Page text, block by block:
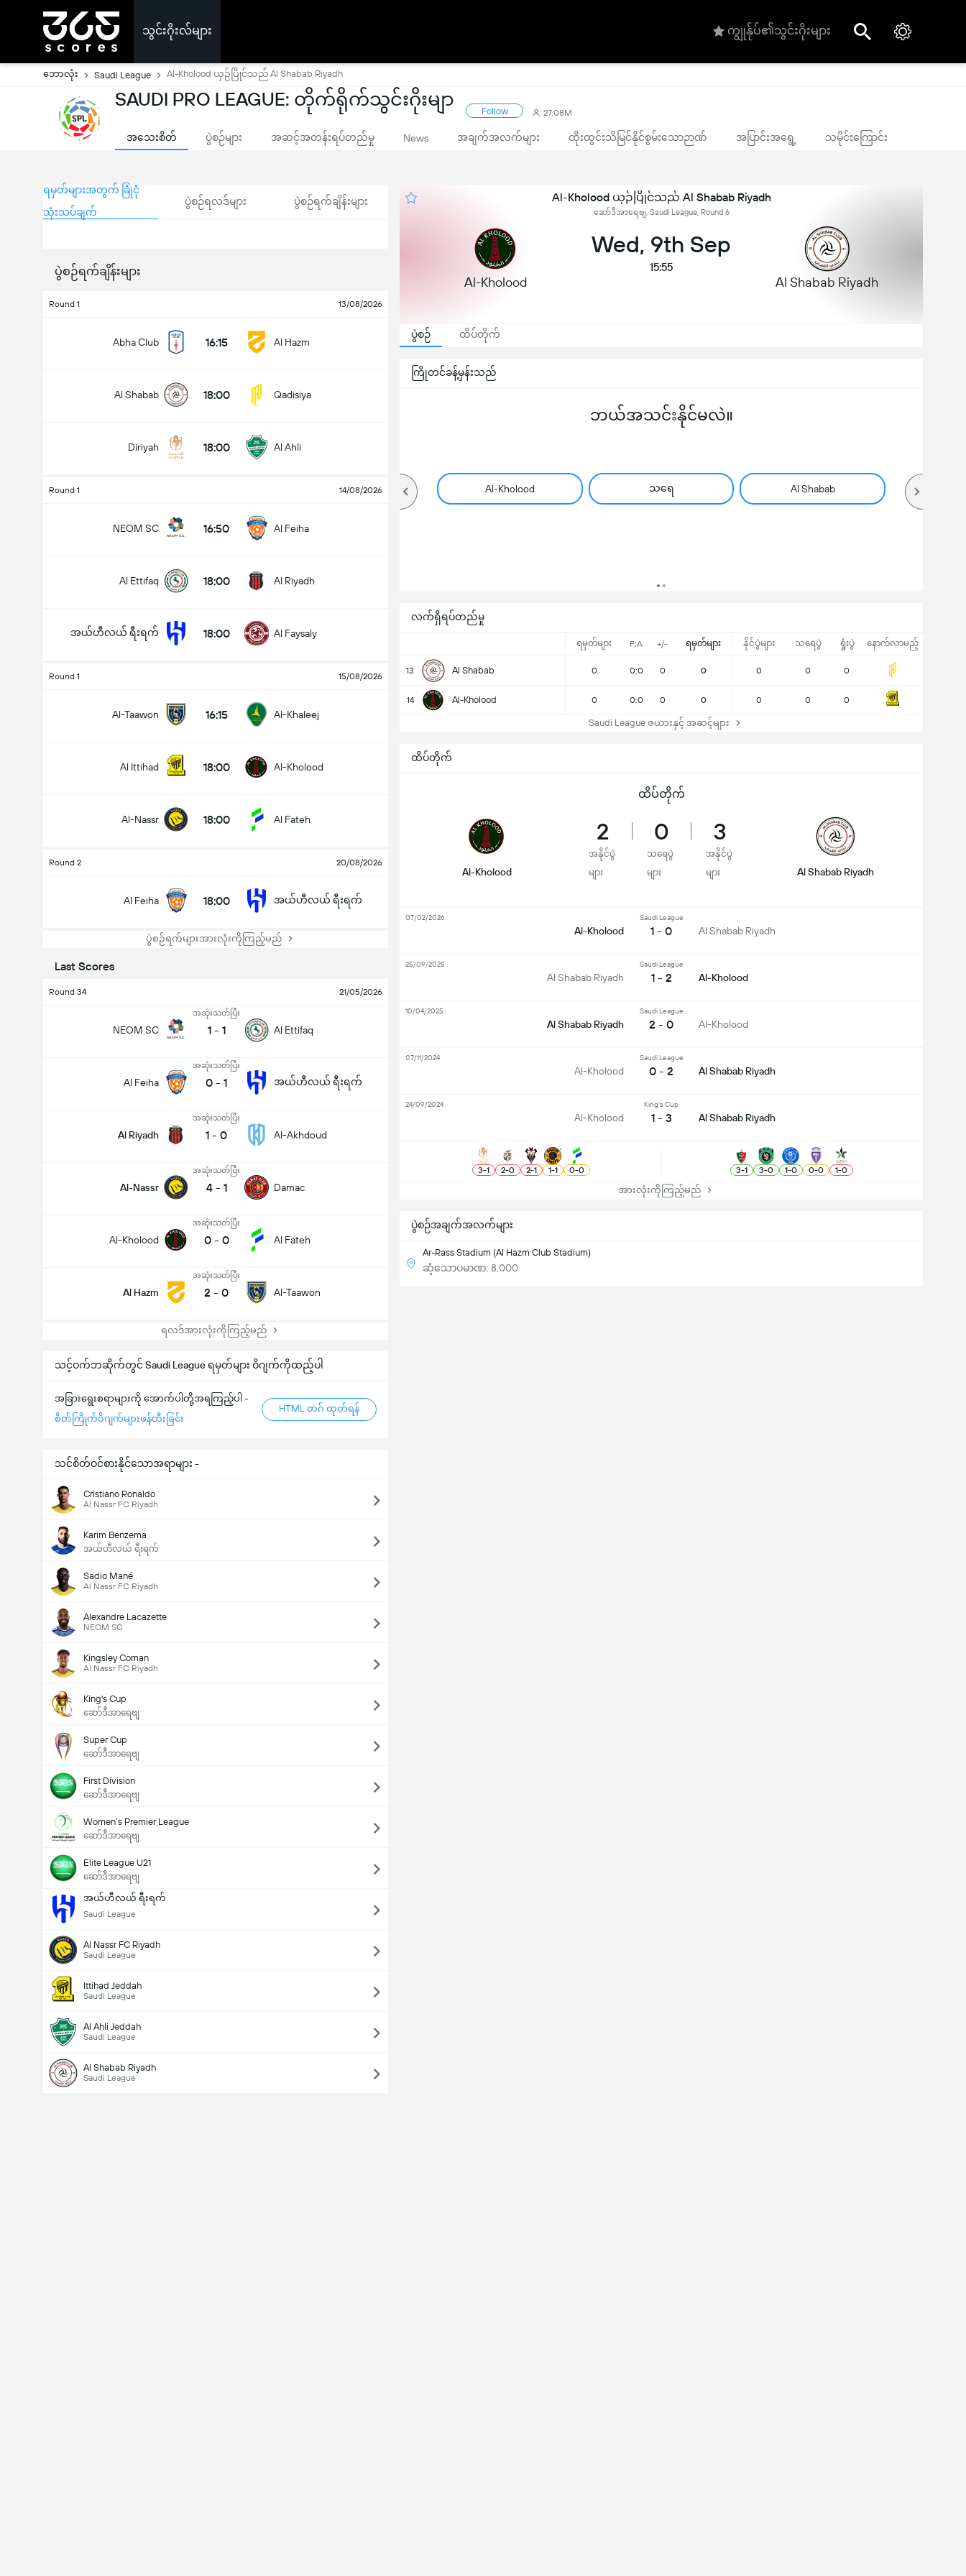
သွင်းဂိုးလ်များ ကျွုန်ုပ်၏သွင်းဂိုးများ
ဘောလုံး Saudi League Al-Kholood ယှဉ်ပြိုင်သည် Al Shabab Riyadh
SAUDI PRO LEAGUE: တိုက်ရိုက်သွင်းဂိုးမျာ
Follow 27.08M
အသေးစိတ် ပွဲစဉ်များ အဆင့်အတန်းရပ်တည်မှု News အချက်အလက်များ ထိုးထွင်းသိမြင်နိုင်စွမ်းသောဉာဏ် အပြာင်းအရွေ့ သမိုင်းကြောင်း
ရမှတ်များအတွက် ခြုံငုံ
သုံးသပ်ချက်
ပွဲစဉ်ရလဒ်များ ပွဲစဉ်ရက်ချိန်းများ
ပွဲစဉ်ရက်ချိန်းများ
Round 1 13/08/2026
Abha Club 16:15 Al Hazm
Al Shabab 18:00 Qadisiya
Diriyah 18:00 Al Ahli
Round 1 14/08/2026
NEOM SC 16:50 Al Feiha
Al Ettifaq 18:00 Al Riyadh
အယ်ဟီလယ် ရီးရက် 18:00 Al Faysaly
Round 1 15/08/2026
Al-Taawon 16:15 Al-Khaleej
Al Ittihad 18:00 Al-Kholood
Al-Nassr 18:00 Al Fateh
Round 2 20/08/2026
Al Feiha 18:00 အယ်ဟီလယ် ရီးရက်
ပွဲစဉ်ရက်များအားလုံးကိုကြည့်မည်
Last Scores
Round 34 21/05/2026
NEOM SC
အဆုံးသတ်ပြီး
1 - 1 Al Ettifaq
Al Feiha
အဆုံးသတ်ပြီး
0 - 1 အယ်ဟီလယ် ရီးရက်
Al Riyadh
အဆုံးသတ်ပြီး
1 - 0 Al-Akhdoud
Al-Nassr
အဆုံးသတ်ပြီး
4 - 1 Damac
Al-Kholood
အဆုံးသတ်ပြီး
0 - 0 Al Fateh
Al Hazm
အဆုံးသတ်ပြီး
2 - 0 Al-Taawon
ရလဒ်အားလုံးကိုကြည့်မည်
သင့်ဝက်ဘဆိုက်တွင် Saudi League ရမှတ်များ ဝိဂျက်ကိုထည့်ပါ
အခြားရွေးစရာများကို အောက်ပါတို့အရကြည့်ပါ -
စိတ်ကြိုက်ဝိဂျက်များဖန်တီးခြင်း
HTML တဂ် ထုတ်ရန်
သင်စိတ်ဝင်စားနိုင်သောအရာများ -
Cristiano Ronaldo
Al Nassr FC Riyadh
Karim Benzema
အယ်ဟီလယ် ရီးရက်
Sadio Mané
Al Nassr FC Riyadh
Alexandre Lacazette
NEOM SC
Kingsley Coman
Al Nassr FC Riyadh
King's Cup
ဆော်ဒီအာရေဗျ
Super Cup
ဆော်ဒီအာရေဗျ
First Division
ဆော်ဒီအာရေဗျ
Women’s Premier League
ဆော်ဒီအာရေဗျ
Elite League U21
ဆော်ဒီအာရေဗျ
အယ်ဟီလယ် ရီးရက်
Saudi League
Al Nassr FC Riyadh
Saudi League
Ittihad Jeddah
Saudi League
Al Ahli Jeddah
Saudi League
Al Shabab Riyadh
Saudi League
Al-Kholood ယှဉ်ပြိုင်သည် Al Shabab Riyadh
ဆော်ဒီအာရေဗျ, Saudi League, Round 6
Al-Kholood
Wed, 9th Sep
15:55
Al Shabab Riyadh
ပွဲစဉ် ထိပ်တိုက်
ကြိုတင်ခန့်မှန်းသည်
ဘယ်အသင်းနိုင်မလဲ။
Al-Kholood သရေ Al Shabab
အောက်
လက်ရှိရပ်တည်မှု
ရမှတ်များ F:A +/- ရမှတ်များ နိုင်ပွဲများ သရေပွဲ ရှုံးပွဲ နောက်လာမည့်
13 Al Shabab 0 0:0 0 0 0 0 0
14 Al-Kholood 0 0:0 0 0 0 0 0
Saudi League ဇယားနှင့် အဆင့်များ
ပွဲစဉ်အချက်အလက်များ
Ar-Rass Stadium (Al Hazm Club Stadium)
ဆံ့သောပမာဏ: 8,000
ထိပ်တိုက်
ထိပ်တိုက်
Al-Kholood
2
အနိုင်ပွဲ
များ
0
သရေပွဲ
များ
3
အနိုင်ပွဲ
များ
Al Shabab Riyadh
Al-Kholood
Saudi League
1 - 0 Al Shabab Riyadh
07/02/2026
Al Shabab Riyadh
Saudi League
1 - 2 Al-Kholood
25/09/2025
Al Shabab Riyadh
Saudi League
2 - 0 Al-Kholood
10/04/2025
Al-Kholood
Saudi League
0 - 2 Al Shabab Riyadh
07/11/2024
Al-Kholood
King's Cup
1 - 3 Al Shabab Riyadh
24/09/2024
3-1 2-0 2-1 1-1 0-0 3-1 3-0 1-0 0-0 1-0
အားလုံးကိုကြည့်မည်